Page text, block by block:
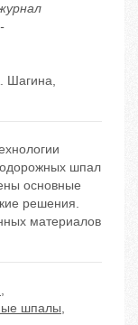
Шагина,
шпал
основные
решения.
материалов
,
шпалы,